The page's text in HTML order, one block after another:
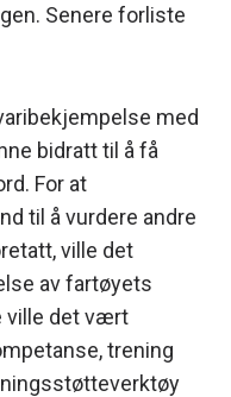
Senere forliste
med
bidratt til å få
For at
til å vurdere andre
ville det
av fartøyets
ville det vært
trening